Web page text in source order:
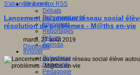
S'informer
Débats
Faits marquants
Interviews
Reportages
Brèves
Agenda
Innover
Didactique
Dispositifs
Pédagogie
S'abonner à ce flux RSS
Lancement du premier réseau social
résolution de problèmes - M@ths en-vie
mardi, 27 août 2019
Dispositifs